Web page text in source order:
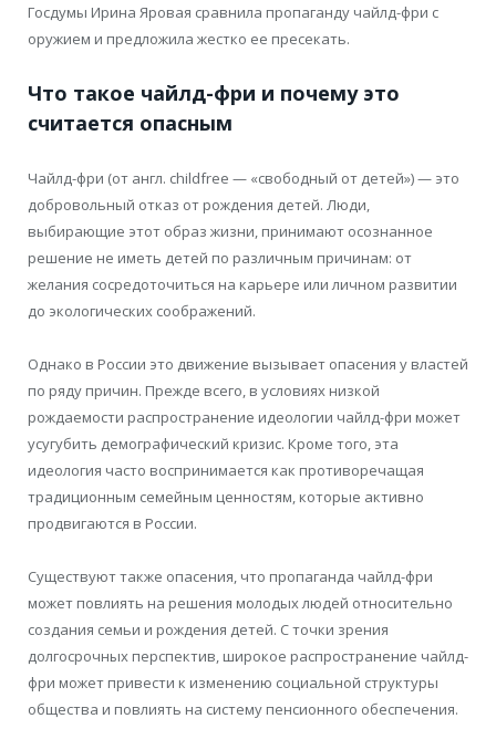
Госдумы Ирина Яровая сравнила пропаганду чайлд-фри с
оружием и предложила жестко ее пресекать.
Что такое чайлд-фри и почему это
считается опасным
Чайлд-фри (от англ. childfree — «свободный от детей») — это
добровольный отказ от рождения детей. Люди,
выбирающие этот образ жизни, принимают осознанное
решение не иметь детей по различным причинам: от
желания сосредоточиться на карьере или личном развитии
до экологических соображений.
Однако в России это движение вызывает опасения у властей
по ряду причин. Прежде всего, в условиях низкой
рождаемости распространение идеологии чайлд-фри может
усугубить демографический кризис. Кроме того, эта
идеология часто воспринимается как противоречащая
традиционным семейным ценностям, которые активно
продвигаются в России.
Существуют также опасения, что пропаганда чайлд-фри
может повлиять на решения молодых людей относительно
создания семьи и рождения детей. С точки зрения
долгосрочных перспектив, широкое распространение чайлд-
фри может привести к изменению социальной структуры
общества и повлиять на систему пенсионного обеспечения.